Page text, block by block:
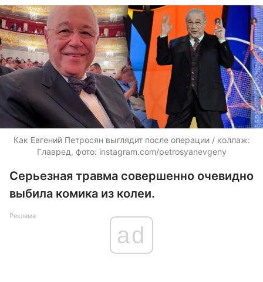
Как Евгений Петросян выглядит после операции / коллаж:
Главред, фото: instagram.com/petrosyanevgeny
Серьезная травма совершенно очевидно
выбила комика из колеи.
Реклама
ad